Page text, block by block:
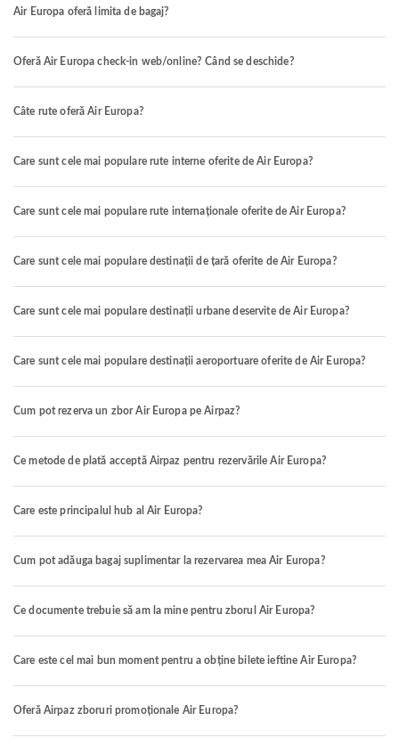
Air Europa oferă limita de bagaj?
Oferă Air Europa check-in web/online? Când se deschide?
Câte rute oferă Air Europa?
Care sunt cele mai populare rute interne oferite de Air Europa?
Care sunt cele mai populare rute internaționale oferite de Air Europa?
Care sunt cele mai populare destinații de țară oferite de Air Europa?
Care sunt cele mai populare destinații urbane deservite de Air Europa?
Care sunt cele mai populare destinații aeroportuare oferite de Air Europa?
Cum pot rezerva un zbor Air Europa pe Airpaz?
Ce metode de plată acceptă Airpaz pentru rezervările Air Europa?
Care este principalul hub al Air Europa?
Cum pot adăuga bagaj suplimentar la rezervarea mea Air Europa?
Ce documente trebuie să am la mine pentru zborul Air Europa?
Care este cel mai bun moment pentru a obține bilete ieftine Air Europa?
Oferă Airpaz zboruri promoționale Air Europa?